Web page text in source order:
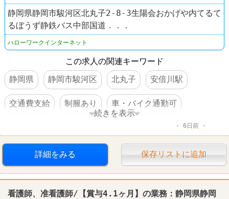
静岡県静岡市駿河区北丸子2-8-3生陽会おかげや内てるて
るぼうず静鉄バス中部国道．．．
ハローワークインターネット
この求人の関連キーワード
静岡県
静岡市駿河区 北丸子 安倍川駅
交通費支給 制服あり 車・バイク通勤可
続きを表示
6日前
詳細をみる 保存リストに追加
看護師、准看護師/【賞与4.1ヶ月】の業務： 静岡県静岡